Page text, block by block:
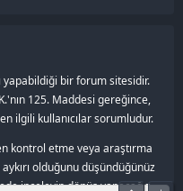
yapabildiği bir forum sitesidir.
125. Maddesi gereğince,
ilgili kullanıcılar sorumludur.
kontrol etme veya araştırma
olduğunu düşündüğünüz
inceleyip dönüş yapacağız.